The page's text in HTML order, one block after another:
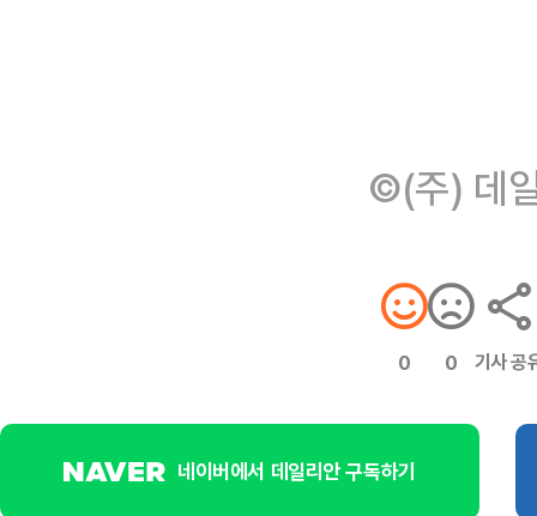
©(주) 데
0 0 기사 공
네이버에서 데일리안 구독하기